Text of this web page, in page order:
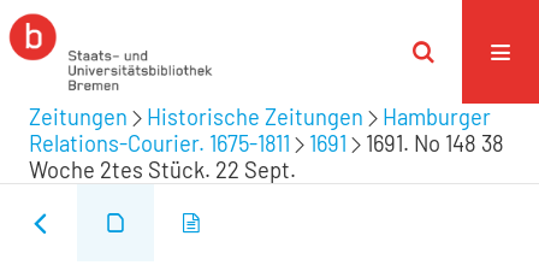
Zeitungen Historische Zeitungen
Hamburger
Relations-Courier. 1675-1811
1691
1691. No 148 38
Woche 2tes Stück. 22 Sept.